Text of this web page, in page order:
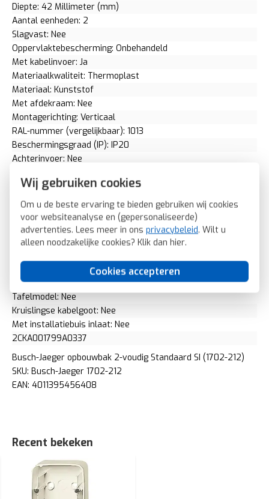
Wij gebruiken cookies
Om u de beste ervaring te bieden gebruiken wij cookies
voor websiteanalyse en (gepersonaliseerde)
advertenties. Lees meer in ons privacybeleid. Wilt u
alleen noodzakelijke cookies? Klik dan hier.
Cookies accepteren
Diepte: 42 Millimeter (mm)
Aantal eenheden: 2
Slagvast: Nee
Oppervlaktebescherming: Onbehandeld
Met kabelinvoer: Ja
Materiaalkwaliteit: Thermoplast
Materiaal: Kunststof
Met afdekraam: Nee
Montagerichting: Verticaal
RAL-nummer (vergelijkbaar): 1013
Beschermingsgraad (IP): IP20
Achterinvoer: Nee
Uitvoering oppervlakte: Glanzend
Met wartelinvoering: Nee
Met kanaalinvoering: Ja
Schakelmateriaalbreedte: 152 Millimeter (mm)
Schakelmateriaalhoogte: 42 Millimeter (mm)
Aantal modules (bij modulair systeem): 0
Geschikt voor modulair schakelmateriaal: Ja
Tafelmodel: Nee
Kruislingse kabelgoot: Nee
Met installatiebuis inlaat: Nee
2CKA001799A0337
Busch-Jaeger opbouwbak 2-voudig Standaard SI (1702-212)
SKU: Busch-Jaeger 1702-212
EAN: 4011395456408
Recent bekeken